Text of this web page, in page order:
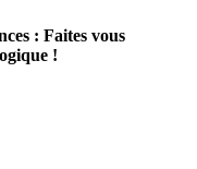
: Faites vous
!